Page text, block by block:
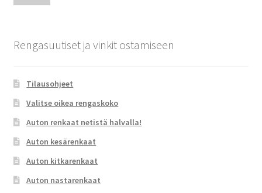
Rengasuutiset ja vinkit ostamiseen
Tilausohjeet
Valitse oikea rengaskoko
Auton renkaat netistä halvalla!
Auton kesärenkaat
Auton kitkarenkaat
Auton nastarenkaat